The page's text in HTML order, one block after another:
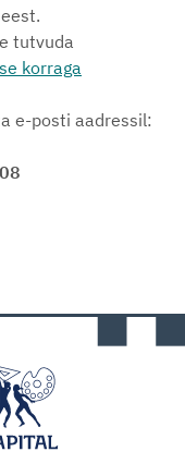
tutvuda
korraga
e-posti aadressil: